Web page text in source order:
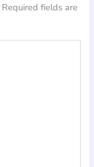
Required fields are